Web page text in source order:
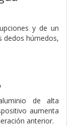
y de un
dedos húmedos,
de alta
aumenta
anterior.